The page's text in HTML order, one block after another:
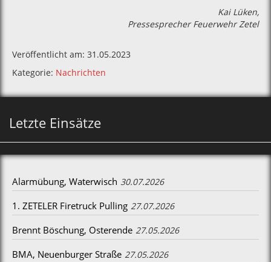
Kai Lüken,
Pressesprecher Feuerwehr Zetel
Veröffentlicht am: 31.05.2023
Kategorie: Nachrichten
Letzte Einsätze
Alarmübung, Waterwisch 30.07.2026
1. ZETELER Firetruck Pulling 27.07.2026
Brennt Böschung, Osterende 27.05.2026
BMA, Neuenburger Straße 27.05.2026